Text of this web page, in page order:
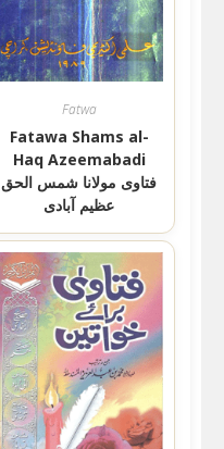
Fatwa
Fatawa Shams al-
Haq Azeemabadi
فتاوی مولانا شمس الحق
عظیم آبادی